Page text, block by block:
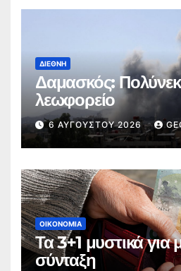
ΔΙΕΘΝΉ
Δαμασκός:
λεωφορείο
6 ΑΥΓΟΎΣΤΟΥ 2026
ΟΙΚΟΝΟΜΊΑ
Τα 3+1 μυστικά για
σύνταξη